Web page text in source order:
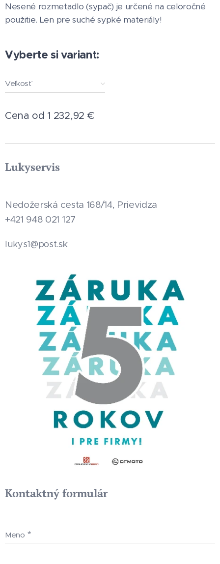
Nesené rozmetadlo (sypač) je určené na celoročné
použitie. Len pre suché sypké materiály!
Vyberte si variant:
Veľkosť
Cena od 1 232,92 €
Lukyservis
Nedožerská cesta 168/14, Prievidza
+421 948 021 127
lukys1@post.sk
Kontaktný formulár
Meno